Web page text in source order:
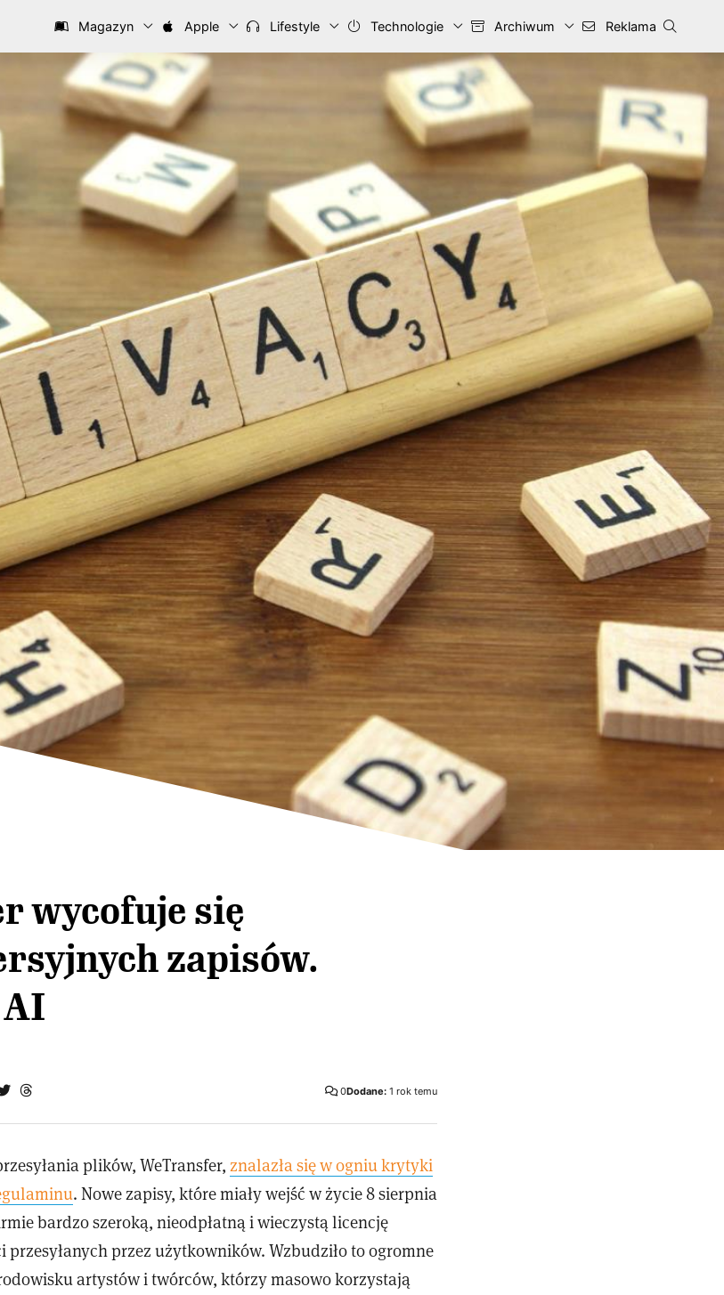
Magazyn Apple Lifestyle Technologie Archiwum Reklama
wycofuje się
zapisów.
AI
0Dodane: 1 rok temu
plików, WeTransfer, znalazła się w ogniu krytyki
. Nowe zapisy, które miały wejść w życie 8 sierpnia
bardzo szeroką, nieodpłatną i wieczystą licencję
przez użytkowników. Wzbudziło to ogromne
artystów i twórców, którzy masowo korzystają